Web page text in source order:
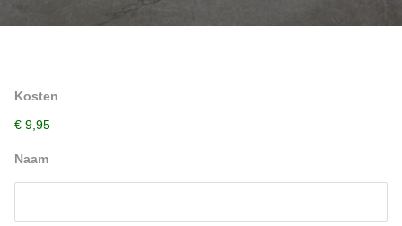
Kosten
€ 9,95
Naam